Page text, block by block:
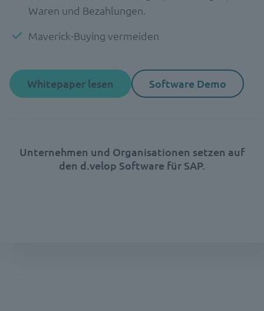
Waren und Bezahlungen.
Maverick-Buying vermeiden
Whitepaper lesen Software Demo
Unternehmen und Organisationen setzen auf
den d.velop Software für SAP.